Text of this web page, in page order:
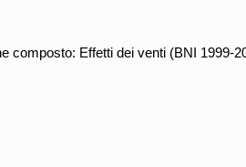
composto: Effetti dei venti (BNI 1999-